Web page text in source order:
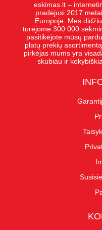
eskimas.lt –
pradėjusi 2017
Europoje. Mes
turėjome 300 000
pasitikėjote mūsų
platų prekių
pirkėjas mums yra
skubiau ir